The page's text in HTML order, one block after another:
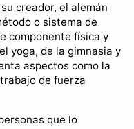
creador, el alemán
o sistema de
componente física y
yoga, de la gimnasia y
aspectos como la
de fuerza
que lo